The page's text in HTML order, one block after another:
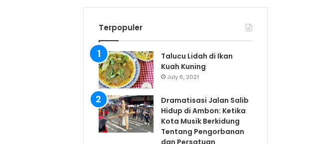
for
skin
Terpopuler
Talucu Lidah di Ikan
Kuah Kuning
July 6, 2021
Dramatisasi Jalan Salib
Hidup di Ambon: Ketika
Kota Musik Berkidung
Tentang Pengorbanan
dan Persatuan